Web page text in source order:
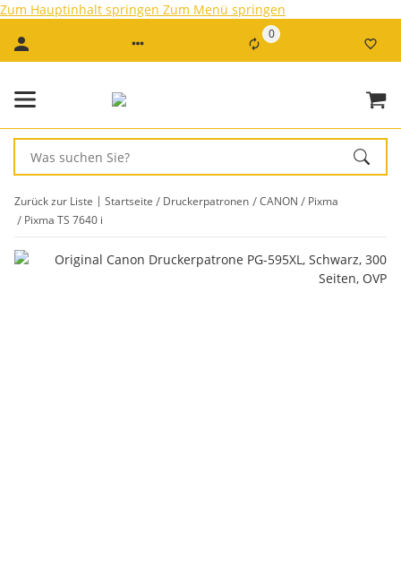
Zum Hauptinhalt springen Zum Menü springen
0
Zurück zur Liste Startseite Druckerpatronen CANON
Pixma
Pixma TS 7640 i